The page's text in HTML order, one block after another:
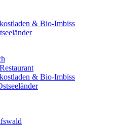
& Bio-Imbiss
& Bio-Imbiss